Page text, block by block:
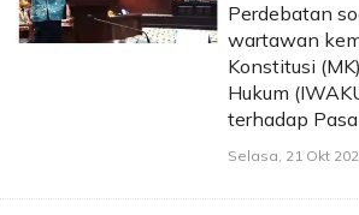
Perdebatan
wartawan
Konstitusi
Hukum
terhadap
Selasa, 21 Okt